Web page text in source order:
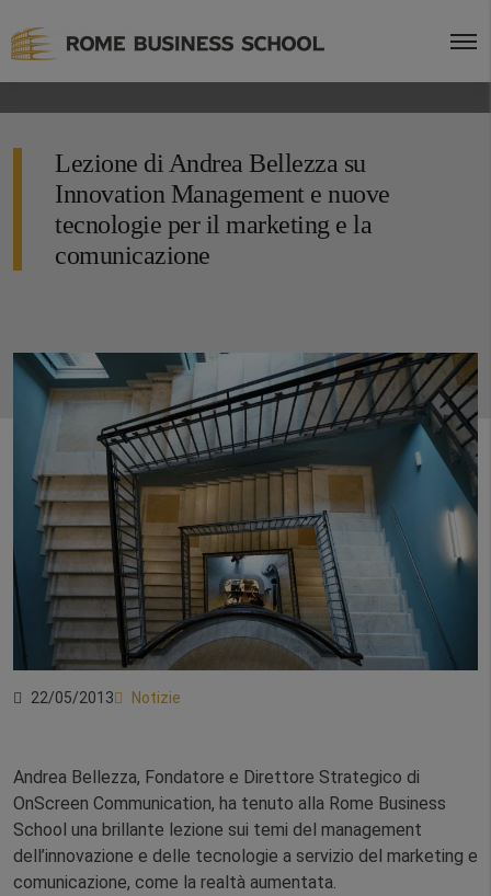
Lezione di Andrea Bellezza su
Innovation Management e nuove
tecnologie per il marketing e la
comunicazione
22/05/2013 Notizie
Andrea Bellezza, Fondatore e Direttore Strategico di
OnScreen Communication, ha tenuto alla Rome Business
School una brillante lezione sui temi del management
dell’innovazione e delle tecnologie a servizio del marketing e
comunicazione, come la realtà aumentata.